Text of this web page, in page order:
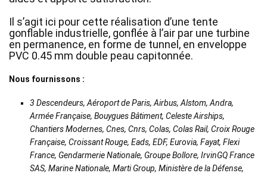
Il s’agit ici pour cette réalisation d’une tente
gonflable industrielle, gonflée à l’air par une turbine
en permanence, en forme de tunnel, en enveloppe
PVC 0.45 mm double peau capitonnée.
Nous fournissons :
3 Descendeurs, Aéroport de Paris, Airbus, Alstom, Andra,
Armée Française, Bouygues Bâtiment, Celeste Airships,
Chantiers Modernes, Cnes, Cnrs, Colas, Colas Rail, Croix Rouge
Française, Croissant Rouge, Eads, EDF, Eurovia, Fayat, Flexi
France, Gendarmerie Nationale, Groupe Bollore, IrvinGQ France
SAS, Marine Nationale, Marti Group, Ministère de la Défense,